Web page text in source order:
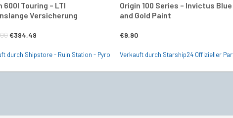
600I Touring – LTI
Versicherung
Ursprünglicher
€394,49
durch Shipstore - Ruin Station - Pyro
Origin 100 Series – Invictus Blue
and Gold Paint
€9,90
Verkauft durch Starship24 Offizieller